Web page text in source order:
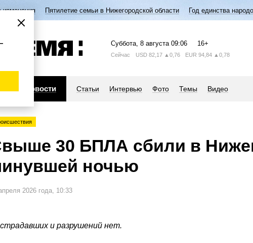
изменения Пятилетие семьи в Нижегородской области Год единства
Суббота, 8 августа 09:06 16+
Сейчас USD 82,17 ▲0,76 EUR 94,84 ▲0,78
Новости Статьи Интервью Фото Темы Видео
30 БПЛА сбили в
ночью
2026 года, 10:33
и разрушений нет.